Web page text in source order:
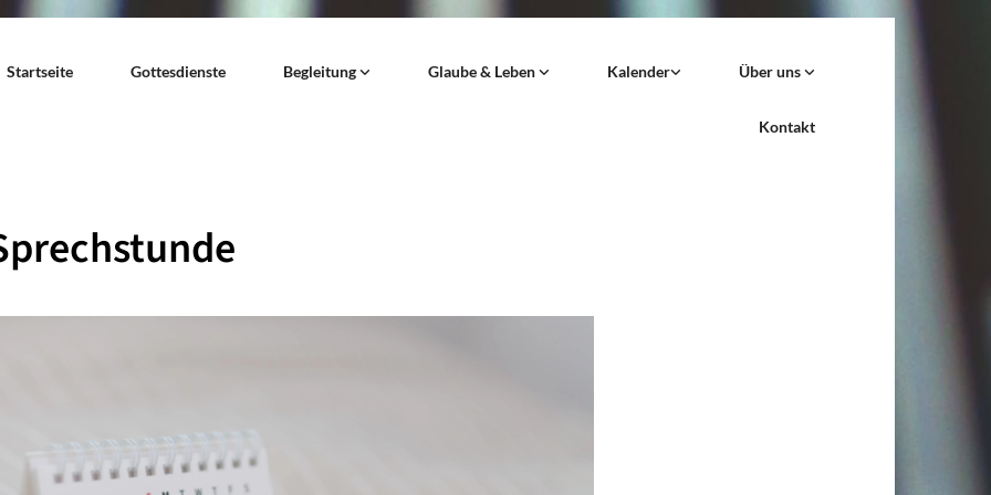
Startseite Gottesdienste Begleitung Glaube & Leben Kalender Über uns
Kontakt